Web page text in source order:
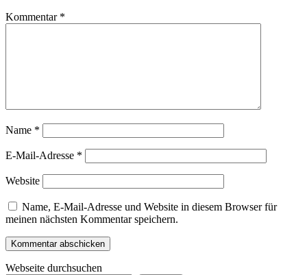
Kommentar *
Name *
E-Mail-Adresse *
Website
Name, E-Mail-Adresse und Website in diesem Browser für
meinen nächsten Kommentar speichern.
Webseite durchsuchen